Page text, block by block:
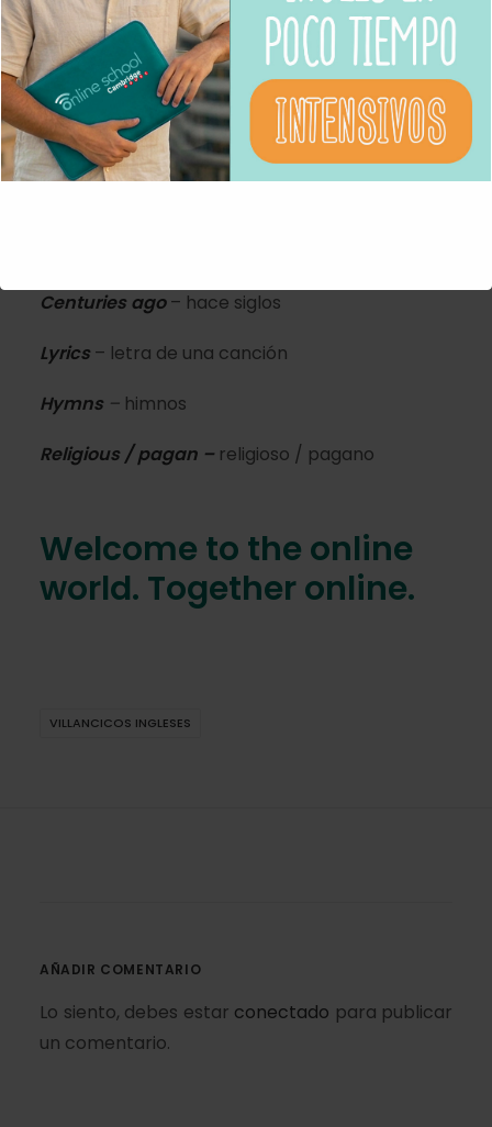
Choir– coro
Midnight Mass –misa de gallo
Singers– cantantes
Centuries ago– hace siglos
Lyrics – letra de una canción
Hymns – himnos
Religious / pagan – religioso / pagano
Welcome to the online
world. Together online.
VILLANCICOS INGLESES
AÑADIR COMENTARIO
Lo siento, debes estar conectado para publicar
un comentario.